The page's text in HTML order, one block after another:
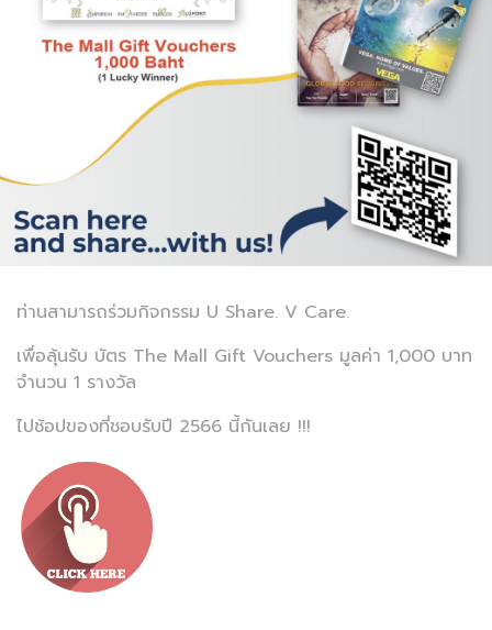
ท่านสามารถร่วมกิจกรรม U Share. V Care.
เพื่อลุ้นรับ บัตร The Mall Gift Vouchers มูลค่า 1,000 บาท
จำนวน 1 รางวัล
ไปช้อปของที่ชอบรับปี 2566 นี้กันเลย !!!